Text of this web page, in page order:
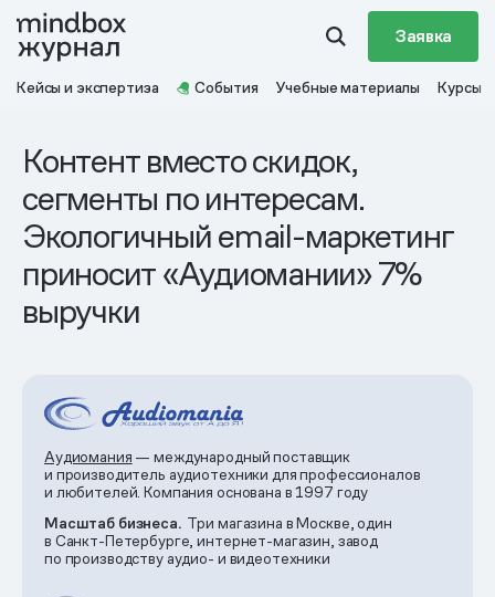
Заявка
Кейсы и экспертиза События Учебные материалы Курсы
Контент вместо скидок,
сегменты по интересам.
Экологичный email-маркетинг
приносит «Аудиомании» 7%
выручки
Аудиомания — международный поставщик
и производитель аудиотехники для профессионалов
и любителей. Компания основана в 1997 году
Масштаб бизнеса. Три магазина в Москве, один
в Санкт-Петербурге, интернет-магазин, завод
по производству аудио- и видеотехники